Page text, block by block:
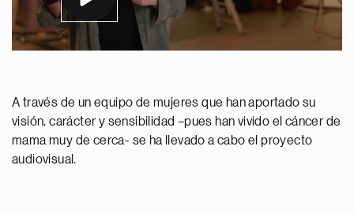
A través de un equipo de mujeres que han aportado su
visión, carácter y sensibilidad –pues han vivido el cáncer de
mama muy de cerca- se ha llevado a cabo el proyecto
audiovisual.